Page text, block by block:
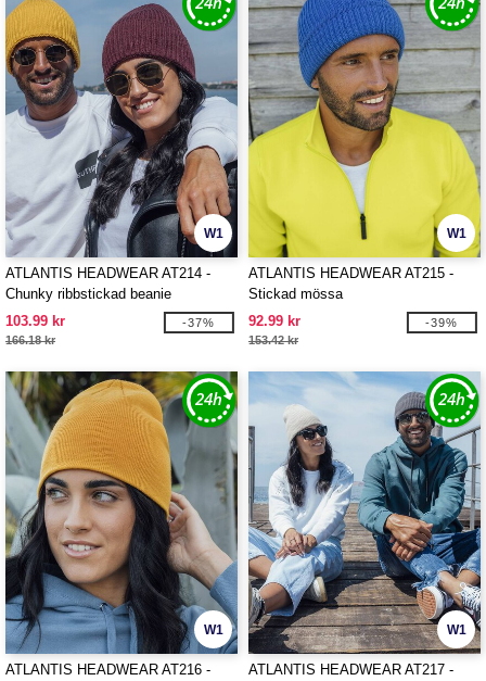
W1
ATLANTIS HEADWEAR AT214 -
Chunky ribbstickad beanie
103.99 kr
166.18 kr
-37%
W1
ATLANTIS HEADWEAR AT215 -
Stickad mössa
92.99 kr
153.42 kr
-39%
W1
ATLANTIS HEADWEAR AT216 -
W1
ATLANTIS HEADWEAR AT217 -